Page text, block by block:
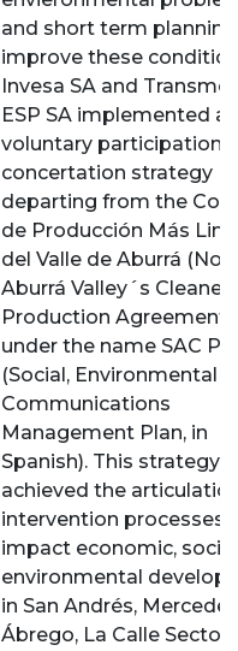
and short term
improve these
Invesa SA and
ESP SA implemented a
voluntary participation
concertation strategy
departing from the
de Producción Más
del Valle de Aburrá
Aburrá Valley´s Cleaner
Production Agreement)
under the name SAC
(Social, Environmental
Communications
Management Plan, in
Spanish). This strategy
achieved the
intervention processes
impact economic,
environmental
in San Andrés, Mercedes
Ábrego, La Calle Sector